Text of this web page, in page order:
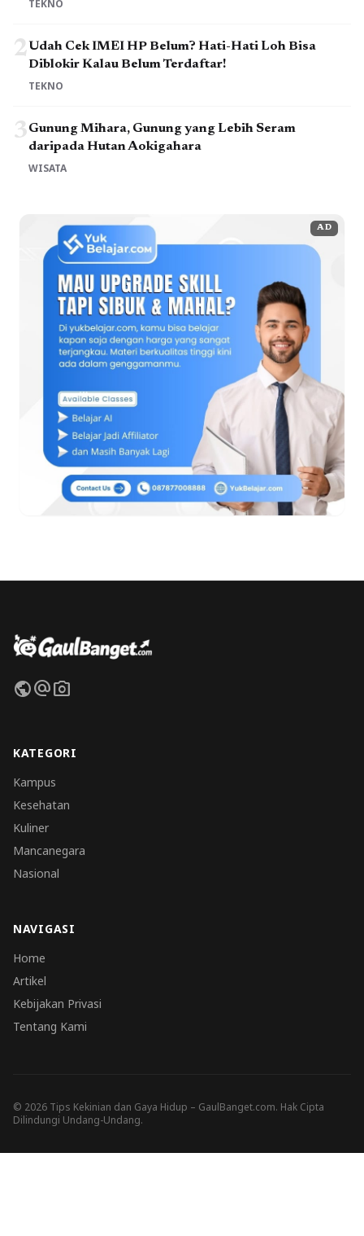
TEKNO
2Udah Cek IMEI HP Belum? Hati-Hati Loh Bisa
Diblokir Kalau Belum Terdaftar!
TEKNO
3Gunung Mihara, Gunung yang Lebih Seram
daripada Hutan Aokigahara
WISATA
AD
publicalternate_emailphoto_camera
KATEGORI
Kampus
Kesehatan
Kuliner
Mancanegara
Nasional
NAVIGASI
Home
Artikel
Kebijakan Privasi
Tentang Kami
© 2026 Tips Kekinian dan Gaya Hidup – GaulBanget.com. Hak Cipta
Dilindungi Undang-Undang.